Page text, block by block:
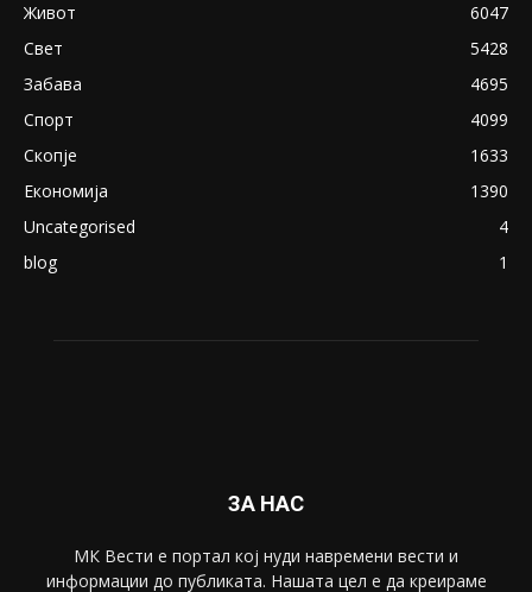
Живот
6047
Свет
5428
Забава
4695
Спорт
4099
Скопје
1633
Економија
1390
Uncategorised
4
blog
1
ЗА НАС
МК Вести е портал коj нуди навремени вести и
информации до публиката. Нашата цел е да креираме